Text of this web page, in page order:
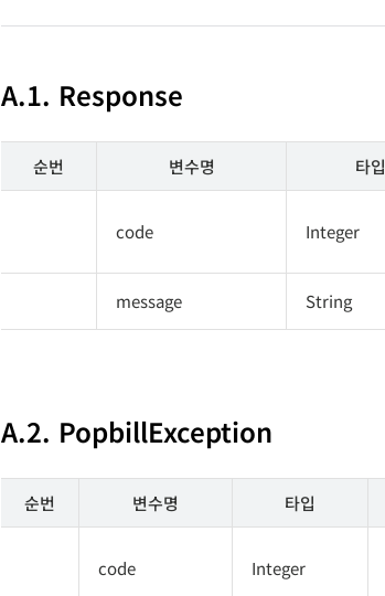
A.1. Response
순번 변수명 타입
code Integer
message String
A.2. PopbillException
순번 변수명 타입
code Integer